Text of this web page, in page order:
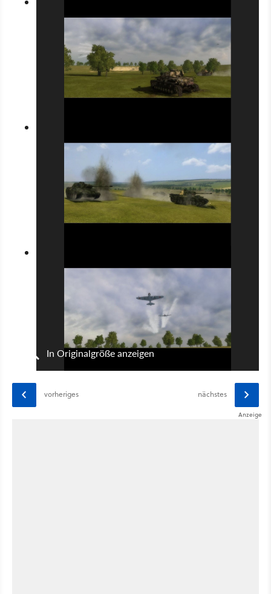
In Originalgröße anzeigen
vorheriges nächstes